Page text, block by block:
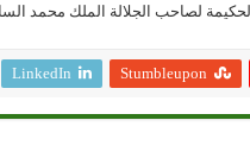
لصاحب الجلالة الملك محمد
Stumbleupon
LinkedIn